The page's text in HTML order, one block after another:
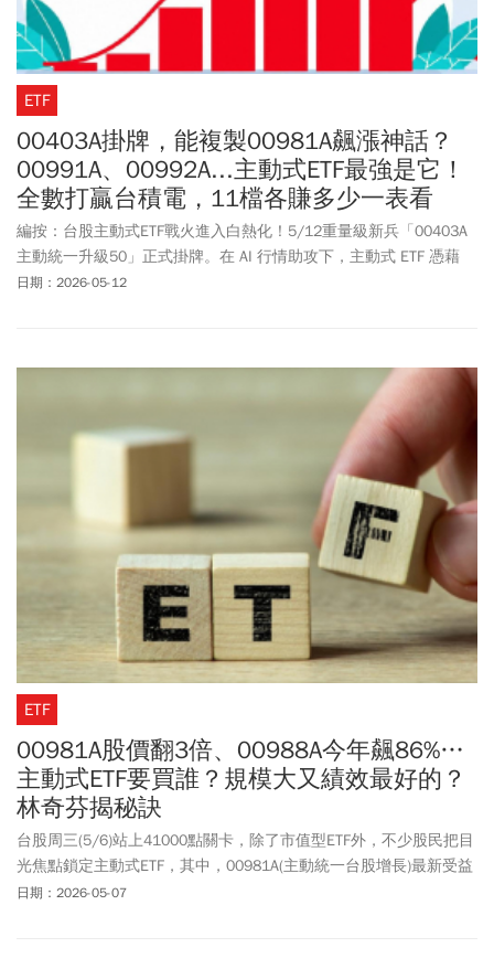
ETF
00403A掛牌，能複製00981A飆漲神話？
00991A、00992A...主動式ETF最強是它！
全數打贏台積電，11檔各賺多少一表看
編按：台股主動式ETF戰火進入白熱化！5/12重量級新兵「00403A
主動統一升級50」正式掛牌。在 AI 行情助攻下，主動式 ETF 憑藉
「快速調整持股」的優勢，今年以來表現極為強悍。根據最新統
局，現在是進場好時機？最強主動式 ETF 績效排行榜一次看清楚。
日期：2026-05-12
ETF
00981A股價翻3倍、00988A今年飆86%…
主動式ETF要買誰？規模大又績效最好的？
林奇芬揭秘訣
台股周三(5/6)站上41000點關卡，除了市值型ETF外，不少股民把目
光焦點鎖定主動式ETF，其中，00981A(主動統一台股增長)最新受益
人數已經高達758714人、規模來到2607億元，股民逢黑就買、成交
日期：2026-05-07